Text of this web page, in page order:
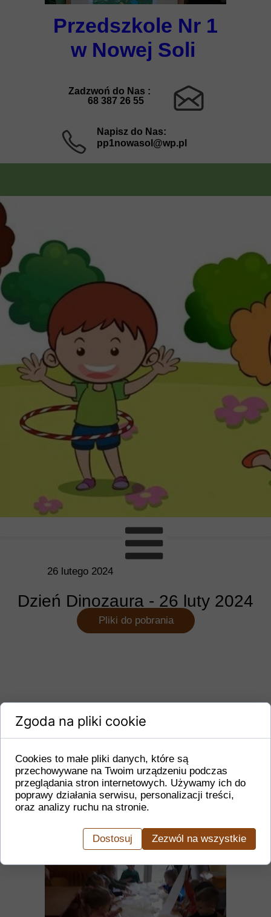
26 lutego 2024
Dzień Dinozaura - 26 luty 2024
Pliki do pobrania
Napisz do Nas:
pp1nowasol@wp.pl
Zadzwoń do Nas :
68 387 26 55
Przedszkole Nr 1
w Nowej Soli
Zgoda na pliki cookie
Cookies to małe pliki danych, które są
przechowywane na Twoim urządzeniu podczas
przeglądania stron internetowych. Używamy ich do
poprawy działania serwisu, personalizacji treści,
oraz analizy ruchu na stronie.
Dostosuj Zezwól na wszystkie